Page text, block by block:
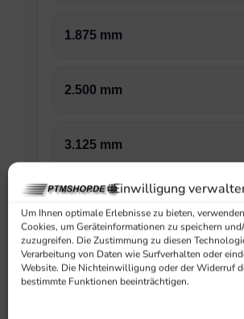
Einwilligung
Um Ihnen optimale Erlebnisse zu bieten,
Cookies, um Geräteinformationen zu speichern
zuzugreifen. Die Zustimmung zu diesen
Verarbeitung von Daten wie Surfverhalten oder
Website. Die Nichteinwilligung oder der Widerruf
bestimmte Funktionen beeinträchtigen.
1.875 mm
2.500 mm
3.125 mm
3.750 mm
Technische Daten